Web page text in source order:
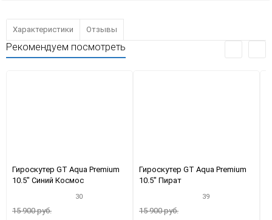
Характеристики Отзывы
Рекомендуем посмотреть
Гироскутер GT Aqua Premium
10.5" Синий Космос
30
15 900 руб.
Гироскутер GT Aqua Premium
10.5" Пират
39
15 900 руб.